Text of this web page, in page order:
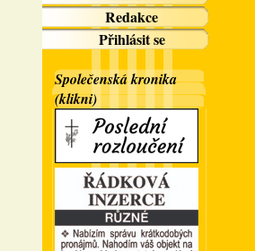
Redakce
Přihlásit se
Společenská kronika
(klikni)